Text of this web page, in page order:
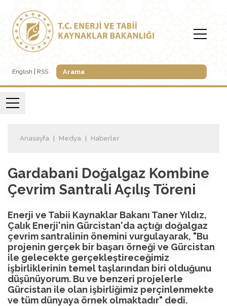
English RSS
Anasayfa Medya Haberler
Gardabani Doğalgaz Kombine
Çevrim Santrali Açılış Töreni
Enerji ve Tabii Kaynaklar Bakanı Taner Yıldız,
Çalık Enerji'nin Gürcistan'da açtığı doğalgaz
çevrim santralinin önemini vurgulayarak, "Bu
projenin gerçek bir başarı örneği ve Gürcistan
ile gelecekte gerçekleştireceğimiz
işbirliklerinin temel taşlarından biri olduğunu
düşünüyorum. Bu ve benzeri projelerle
Gürcistan ile olan işbirliğimiz perçinlenmekte
ve tüm dünyaya örnek olmaktadır" dedi.